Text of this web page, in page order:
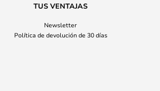
TUS VENTAJAS
Newsletter
Política de devolución de 30 días